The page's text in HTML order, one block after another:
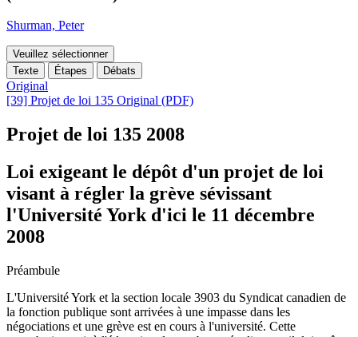
Shurman, Peter
Veuillez sélectionner
Texte
Étapes Débats
Original
[39] Projet de loi 135 Original (PDF)
Projet de loi 135 2008
Loi exigeant le dépôt d'un projet de loi
visant à régler la grève sévissant
l'Université York d'ici le 11 décembre
2008
Préambule
L'Université York et la section locale 3903 du Syndicat canadien de
la fonction publique sont arrivées à une impasse dans les
négociations et une grève est en cours à l'université. Cette